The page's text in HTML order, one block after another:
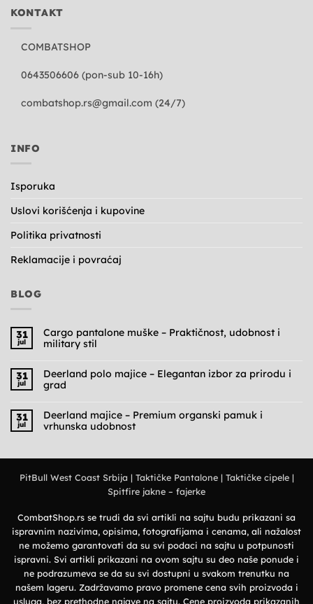
KONTAKT
COMBATSHOP
0643506606 (pon-sub 10-16h)
combatshop.rs@gmail.com (24/7)
INFO
Isporuka
Uslovi korišćenja i kupovine
Politika privatnosti
Reklamacije i povraćaj
BLOG
31
jul
Cargo pantalone muške – Praktičnost, udobnost i
military stil
na
Cargo
pantalone
Praktičnost,
udobnost
i
31
jul
Deerland polo majice – Elegantan izbor za prirodu i
grad
na
Deerland
polo
izbor
prirodu
i
31
jul
Deerland majice – Premium organski pamuk i
vrhunska udobnost
–
vrhunska
udobnost
PitBull West Coast Srbija | Taktičke Pantalone| Taktičke cipele|
Spitfire jakne – fajerke
CombatShop.rs se trudi da svi artikli na sajtu budu prikazani sa
ispravnim nazivima, opisima, fotografijama i cenama, ali nažalost
ne možemo garantovati da su svi podaci na sajtu u potpunosti
ispravni. Svi artikli prikazani na ovom sajtu su deo naše ponude i
ne podrazumeva se da su svi dostupni u svakom trenutku na
našem lageru. Zadržavamo pravo promene cena svih proizvoda i
usluga, bez prethodne najave na sajtu. Cene proizvoda prikazanih